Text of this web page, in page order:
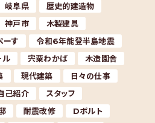
岐阜県
歴史的建造物
神戸市
木製建具
ーす
令和6年能登半島地震
ル 宍粟わかば
木造園舎
現代建築
日々の仕事
己紹介
スタッフ
耐震改修
Dボルト